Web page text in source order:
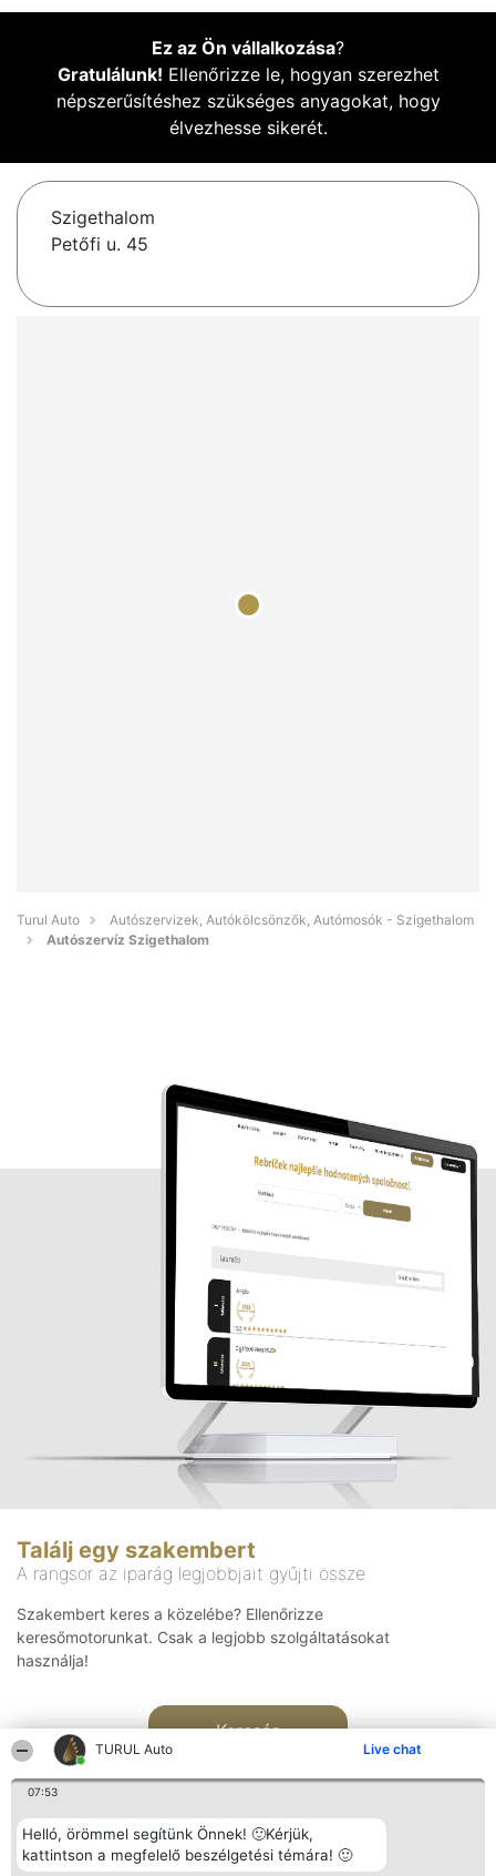
TURUL Auto Live chat
07:53
Helló, örömmel segítünk Önnek! 🙂Kérjük,
kattintson a megfelelő beszélgetési témára! 🙂
Ez az Ön vállalkozása?
Gratulálunk! Ellenőrizze le, hogyan szerezhet
népszerűsítéshez szükséges anyagokat, hogy
élvezhesse sikerét.
Szigethalom
Petőfi u. 45
Turul Auto
Autószervizek, Autókölcsönzők, Autómosók - Szigethalom
Autószervíz Szigethalom
Találj egy szakembert
A rangsor az iparág legjobbjait gyűjti össze
Szakembert keres a közelébe? Ellenőrizze
keresőmotorunkat. Csak a legjobb szolgáltatásokat
használja!
Keresés